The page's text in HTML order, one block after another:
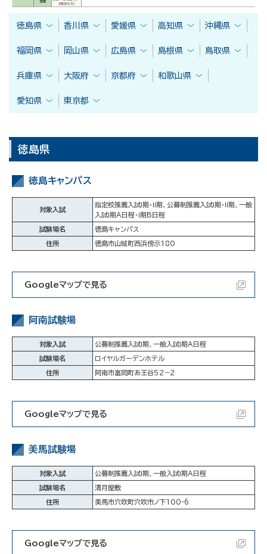
徳島県 香川県 愛媛県 高知県 沖縄県
福岡県 岡山県 広島県 島根県 鳥取県
兵庫県 大阪府 京都府 和歌山県
愛知県 東京都
徳島県
徳島キャンパス
対象入試
指定校推薦入試Ⅰ期・Ⅱ期、公募制推薦入試Ⅰ期・Ⅱ期、一般
入試Ⅰ期A日程・Ⅰ期B日程
試験場名 徳島キャンパス
住所 徳島市山城町西浜傍示180
Googleマップで見る
阿南試験場
対象入試 公募制推薦入試Ⅰ期、一般入試Ⅰ期A日程
試験場名 ロイヤルガーデンホテル
住所 阿南市富岡町あ王谷５２−２
Googleマップで見る
美馬試験場
対象入試 公募制推薦入試Ⅰ期、一般入試Ⅰ期A日程
試験場名 清月屋敷
住所 美馬市穴吹町穴吹市ノ下100-6
Googleマップで見る